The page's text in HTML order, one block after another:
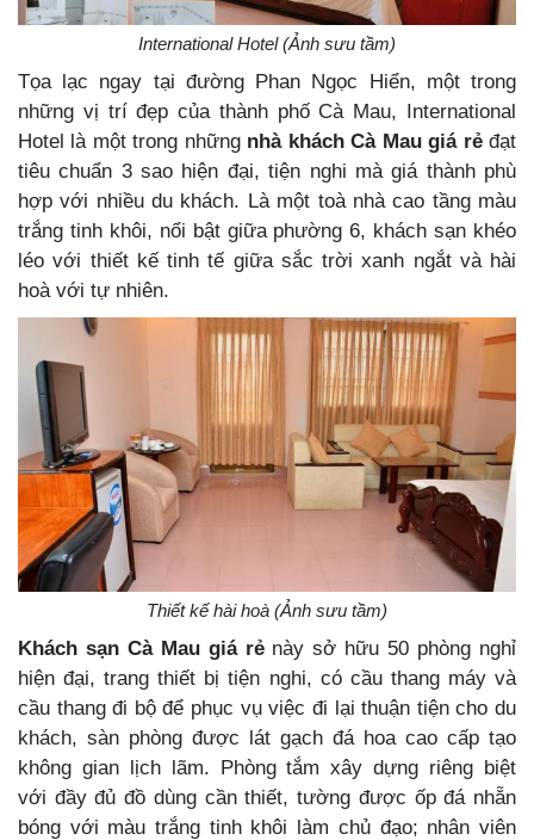
International Hotel (Ảnh sưu tầm)
Tọa lạc ngay tại đường Phan Ngọc Hiển, một trong
những vị trí đẹp của thành phố Cà Mau, International
Hotel là một trong những nhà khách Cà Mau giá rẻđạt
tiêu chuẩn 3 sao hiện đại, tiện nghi mà giá thành phù
hợp với nhiều du khách. Là một toà nhà cao tầng màu
trắng tinh khôi, nổi bật giữa phường 6, khách sạn khéo
léo với thiết kế tinh tế giữa sắc trời xanh ngắt và hài
hoà với tự nhiên.
Thiết kế hài hoà (Ảnh sưu tầm)
Khách sạn Cà Mau giá rẻnày sở hữu 50 phòng nghỉ
hiện đại, trang thiết bị tiện nghi, có cầu thang máy và
cầu thang đi bộ để phục vụ việc đi lại thuận tiện cho du
khách, sàn phòng được lát gạch đá hoa cao cấp tạo
không gian lịch lãm. Phòng tắm xây dựng riêng biệt
với đầy đủ đồ dùng cần thiết, tường được ốp đá nhẵn
bóng với màu trắng tinh khôi làm chủ đạo; nhân viên